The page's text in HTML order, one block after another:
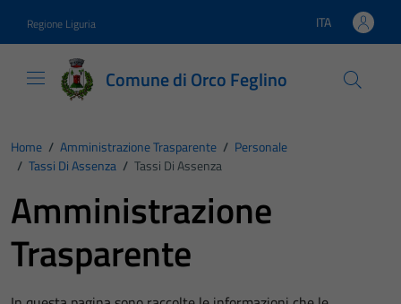
Regione Liguria Lingua attiva:
ITA
Comune di Orco Feglino
Home / Amministrazione Trasparente / Personale
/ Tassi Di Assenza / Tassi Di Assenza
Amministrazione
Trasparente